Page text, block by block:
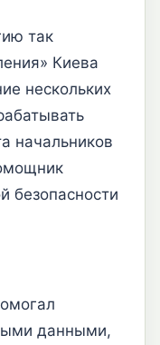
так
Киева
нескольких
начальников
безопасности
данными,